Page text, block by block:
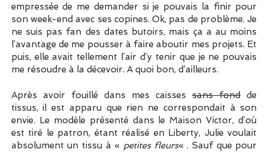
empressée de me demander si je pouvais la finir pour
son week-end avec ses copines. Ok, pas de problème. Je
ne suis pas fan des dates butoirs, mais ça a au moins
l’avantage de me pousser à faire aboutir mes projets. Et
puis, elle avait tellement l’air d’y tenir que je ne pouvais
me résoudre à la décevoir. A quoi bon, d’ailleurs.
Après avoir fouillé dans mes caissessans fondde
tissus, il est apparu que rien ne correspondait à son
envie. Le modèle présenté dans le Maison Victor, d’où
est tiré le patron, étant réalisé en Liberty, Julie voulait
absolument un tissu à « petites fleurs« . Sauf que pour